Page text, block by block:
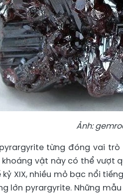
Ảnh:
từng đóng vai
vật này có thể vượt
XIX, nhiều mỏ bạc nổi
lớn pyrargyrite. Những